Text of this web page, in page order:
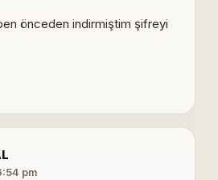
önceden indirmiştim şifreyi
pm